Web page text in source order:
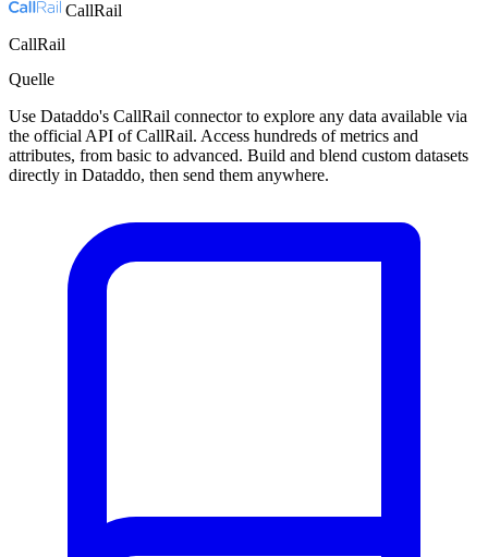
CallRail
CallRail
Quelle
Use Dataddo's CallRail connector to explore any data available via
the official API of CallRail. Access hundreds of metrics and
attributes, from basic to advanced. Build and blend custom datasets
directly in Dataddo, then send them anywhere.